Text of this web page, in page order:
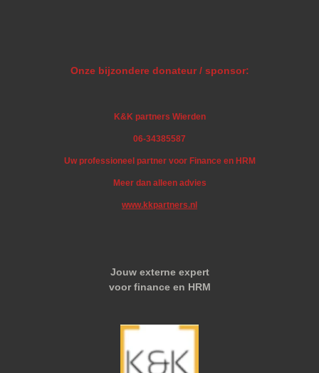
Onze bijzondere donateur / sponsor:
K&K partners Wierden
06-34385587
Uw professioneel partner voor Finance en HRM
Meer dan alleen advies
www.kkpartners.nl
Jouw externe expert
voor finance en HRM